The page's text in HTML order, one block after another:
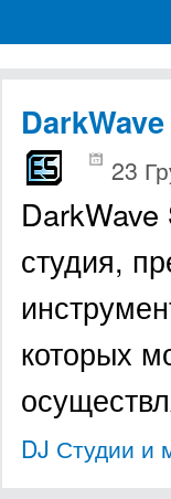
для Windows
23
студия,
которых
DJ Студии и